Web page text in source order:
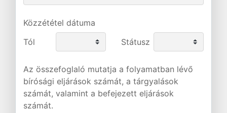
Közzététel dátuma
Tól
Státusz
Az összefoglaló mutatja a folyamatban lévő
bírósági eljárások számát, a tárgyalások
számát, valamint a befejezett eljárások
számát.